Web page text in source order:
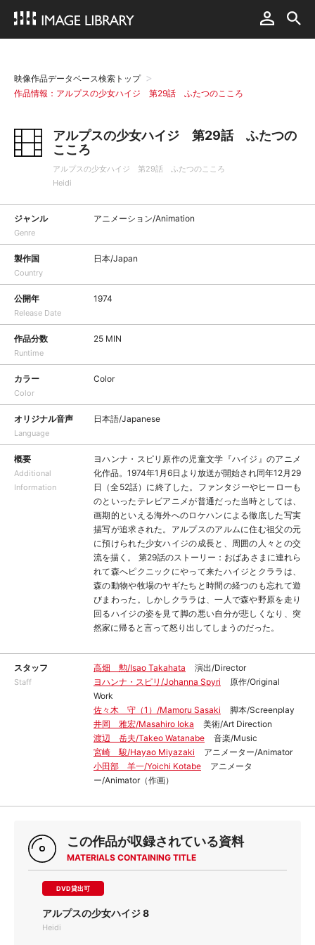
映像作品データベース検索トップ
作品情報：アルプスの少女ハイジ 第29話 ふたつのこころ
アルプスの少女ハイジ 第29話 ふたつの
こころ
アルプスの少女ハイジ 第29話 ふたつのこころ
Heidi
ジャンル
Genre
アニメーション/Animation
製作国
Country
日本/Japan
公開年
Release Date
1974
作品分数
Runtime
25 MIN
カラー
Color
Color
オリジナル音声
Language
日本語/Japanese
概要
Additional
Information
ヨハンナ・スピリ原作の児童文学『ハイジ』のアニメ
化作品。1974年1月6日より放送が開始され同年12月29
日（全52話）に終了した。ファンタジーやヒーローも
のといったテレビアニメが普通だった当時としては、
画期的といえる海外へのロケハンによる徹底した写実
描写が追求された。アルプスのアルムに住む祖父の元
に預けられた少女ハイジの成長と、周囲の人々との交
流を描く。 第29話のストーリー：おばあさまに連れら
れて森へピクニックにやって来たハイジとクララは、
森の動物や牧場のヤギたちと時間の経つのも忘れて遊
びまわった。しかしクララは、一人で森や野原を走り
回るハイジの姿を見て脚の悪い自分が悲しくなり、突
然家に帰ると言って怒り出してしまうのだった。
スタッフ
Staff
高畑 勲/Isao Takahata
演出/Director
ヨハンナ・スピリ/Johanna Spyri
原作/Original
Work
佐々木 守（1）/Mamoru Sasaki
脚本/Screenplay
井岡 雅宏/Masahiro Ioka
美術/Art Direction
渡辺 岳夫/Takeo Watanabe
音楽/Music
宮崎 駿/Hayao Miyazaki
アニメーター/Animator
小田部 羊一/Yoichi Kotabe
アニメータ
ー/Animator（作画）
この作品が収録されている資料
MATERIALS CONTAINING TITLE
DVD貸出可
アルプスの少女ハイジ 8
Heidi